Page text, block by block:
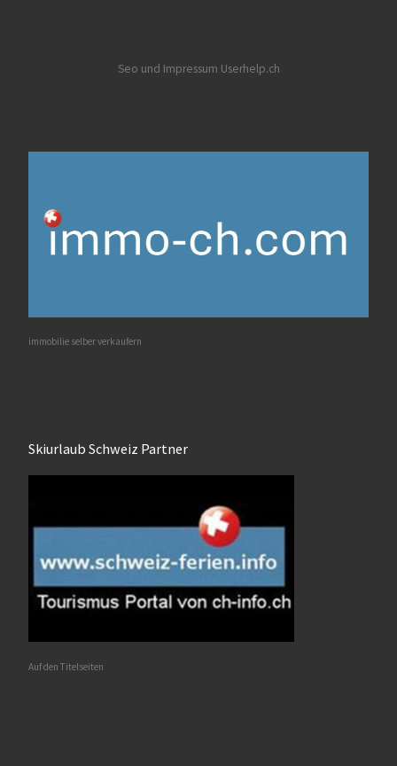
Seo und Impressum Userhelp.ch
immobilie selber verkaufern
Skiurlaub Schweiz Partner
Auf den Titelseiten